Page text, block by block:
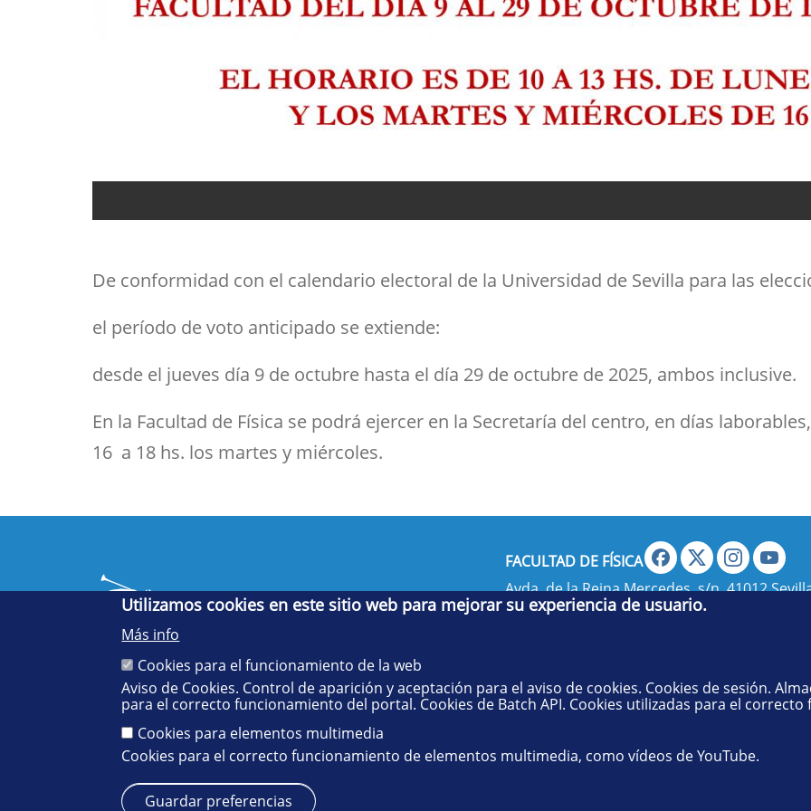
De conformidad con el calendario electoral de la Universidad de Sevilla para las
el período de voto anticipado se extiende:
desde el jueves día 9 de octubre hasta el día 29 de octubre de 2025, ambos inclusive.
En la Facultad de Física se podrá ejercer en la Secretaría del centro, en días
16 a 18 hs. los martes y miércoles.
Cinco siglos
impulsando el
conocimiento
FACULTAD DE FÍSICA
Avda. de la Reina Mercedes, s/n. 41012
administradorfisica@us.es- Secretaría:
Utilizamos cookies en este sitio web para mejorar su experiencia de usuario.
Más info
Cookies para el funcionamiento de la web
Aviso de Cookies. Control de aparición y aceptación para el aviso de cookies. Cookies de sesión.
para el correcto funcionamiento del portal. Cookies de Batch API. Cookies utilizadas para el
Cookies para elementos multimedia
Cookies para el correcto funcionamiento de elementos multimedia, como vídeos de YouTube.
Guardar preferencias